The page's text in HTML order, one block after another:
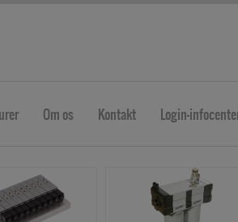
Om os Kontakt Login-